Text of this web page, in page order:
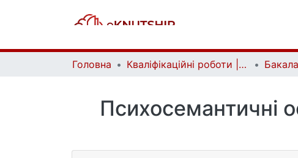
Головна Кваліфікаційні роботи | Qualifying works
Психосемантичні